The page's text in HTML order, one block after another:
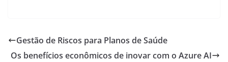
Gestão de Riscos para Planos de Saúde
Os benefícios econômicos de inovar com o Azure AI